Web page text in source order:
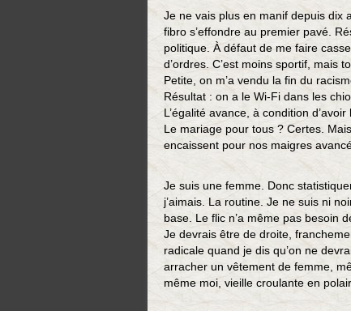
Je ne vais plus en manif depuis dix
fibro s’effondre au premier pavé.
politique. À défaut de me faire
d’ordres. C’est moins sportif, mais
Petite, on m’a vendu la fin du
Résultat : on a le Wi-Fi dans les
L’égalité avance, à condition
Le mariage pour tous ? Certes.
encaissent pour nos maigres
Je suis une femme. Donc
j’aimais. La routine. Je ne suis ni
base. Le flic n’a même pas besoin
Je devrais être de droite,
radicale quand je dis qu’on ne
arracher un vêtement de femme,
même moi, vieille croulante en